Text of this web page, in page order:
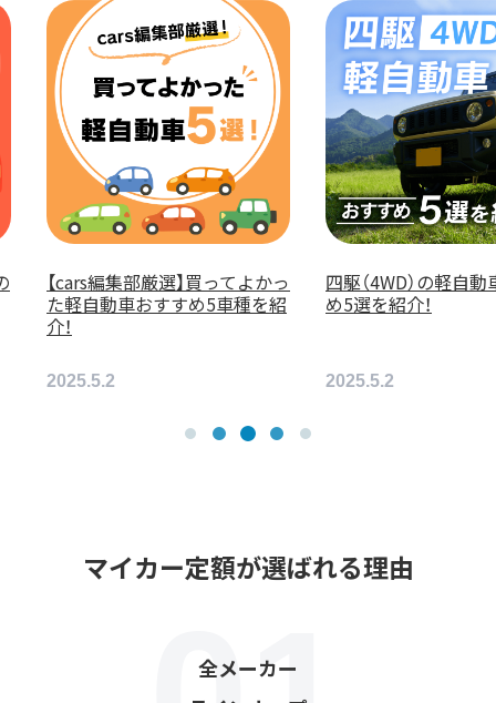
4WD）の軽自動車おすす
を紹介！
安いカーリースおすすめ5選！
大手10社の価格帯を徹底比較！
マイカー定額が選ばれる理由
全メーカー